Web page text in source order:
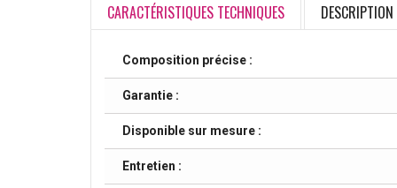
CARACTÉRISTIQUES TECHNIQUES DESCRIPTION
Composition précise :
Garantie :
Disponible sur mesure :
Entretien :